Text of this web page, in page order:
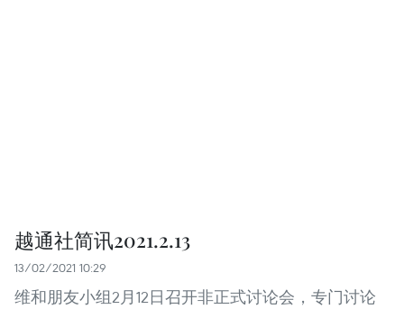
越通社简讯2021.2.13
13/02/2021 10:29
维和朋友小组2月12日召开非正式讨论会，专门讨论